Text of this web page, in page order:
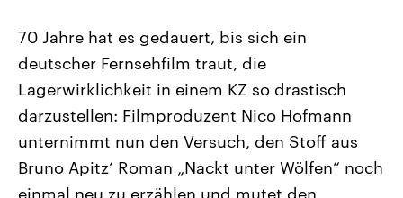
Landtagswahl Sachsen-Anhalt
2026
Alle Informationen
Sachsen-Anhalt wählt am 6.
September 2026 einen neuen
Landtag. Seit 2021 wird das
Bundesland von einer Koalition aus
USA
Aktuelle Beiträge,
Hintergründe
Wirtschaftlich und
gehören die Vereinigten
mit großem Einfluss auf
70 Jahre hat es gedauert, bis sich ein
deutscher Fernsehfilm traut, die
Lagerwirklichkeit in einem KZ so drastisch
darzustellen: Filmproduzent Nico Hofmann
unternimmt nun den Versuch, den Stoff aus
Bruno Apitz‘ Roman „Nackt unter Wölfen“ noch
einmal neu zu erzählen und mutet den